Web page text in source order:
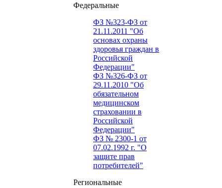
Федеральные
ФЗ №323-ФЗ от
21.11.2011 "Об
основах охраны
здоровья граждан в
Российской
Федерации"
ФЗ №326-ФЗ от
29.11.2010 "Об
обязательном
медицинском
страховании в
Российской
Федерации"
ФЗ № 2300-1 от
07.02.1992 г. "О
защите прав
потребителей"
Региональные